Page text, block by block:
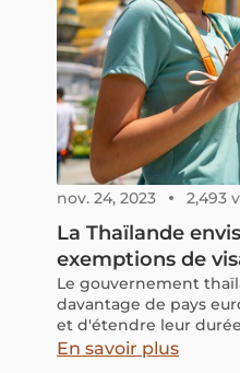
nov. 24, 2023 2,493
La Thaïlande
exemptions de
Le gouvernement
davantage de pays
et d'étendre leur
nouvelle stratégie
En savoir plus